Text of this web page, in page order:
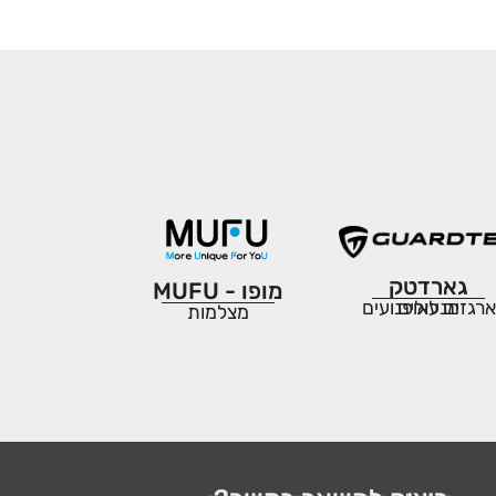
גארדטק
מנעולים
ארגזים לאופנועים
מופו - MUFU
מצלמות